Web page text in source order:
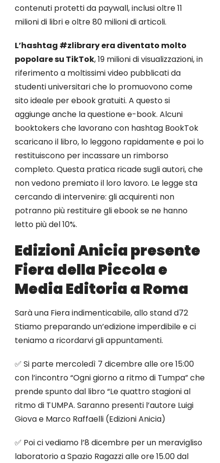
contenuti protetti da paywall, inclusi oltre 11
milioni di libri e oltre 80 milioni di articoli.
L’hashtag #zlibrary era diventato molto
popolare su TikTok, 19 milioni di visualizzazioni, in
riferimento a moltissimi video pubblicati da
studenti universitari che lo promuovono come
sito ideale per ebook gratuiti. A questo si
aggiunge anche la questione e-book. Alcuni
booktokers che lavorano con hashtag BookTok
scaricano il libro, lo leggono rapidamente e poi lo
restituiscono per incassare un rimborso
completo. Questa pratica ricade sugli autori, che
non vedono premiato il loro lavoro. Le legge sta
cercando di intervenire: gli acquirenti non
potranno più restituire gli ebook se ne hanno
letto più del 10%.
Edizioni Anicia presente
Fiera della Piccola e
Media Editoria a Roma
Sarà una Fiera indimenticabile, allo stand d72
Stiamo preparando un’edizione imperdibile e ci
teniamo a ricordarvi gli appuntamenti.
✅ Si parte mercoledì 7 dicembre alle ore 15:00
con l’incontro “Ogni giorno a ritmo di Tumpa” che
prende spunto dal libro “Le quattro stagioni al
ritmo di TUMPA. Saranno presenti l’autore Luigi
Giova e Marco Raffaelli (Edizioni Anicia)
✅ Poi ci vediamo l’8 dicembre per un meravigliso
laboratorio a Spazio Ragazzi alle ore 15.00 dal